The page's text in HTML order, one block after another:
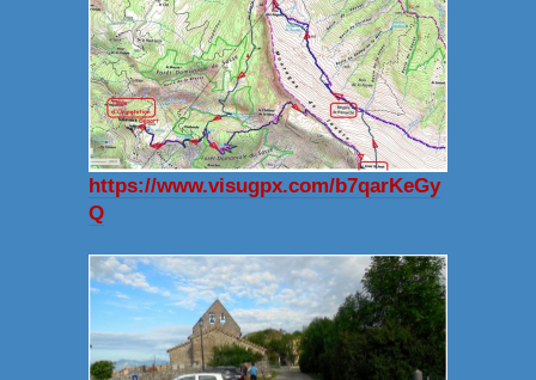
https://www.visugpx.com/b7qarKeGy
Q